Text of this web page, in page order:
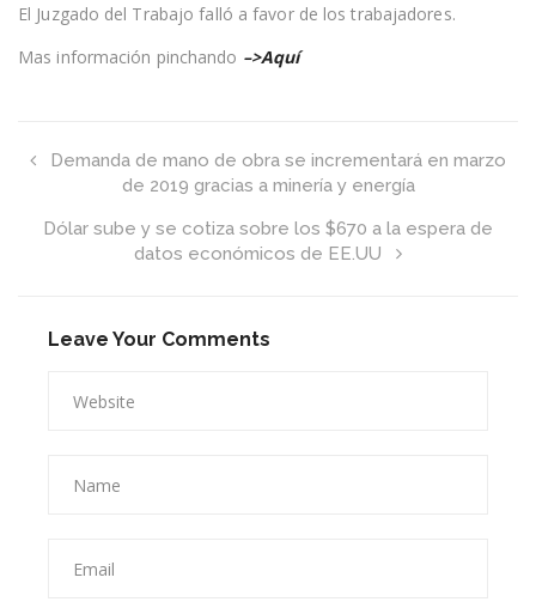
disculpas
trabajadores
despedidos
El Juzgado del Trabajo falló a favor de los trabajadores.
Mas información pinchando –>Aquí
Demanda de mano de obra se incrementará en marzo
de 2019 gracias a minería y energía
Dólar sube y se cotiza sobre los $670 a la espera de
datos económicos de EE.UU
Leave Your Comments